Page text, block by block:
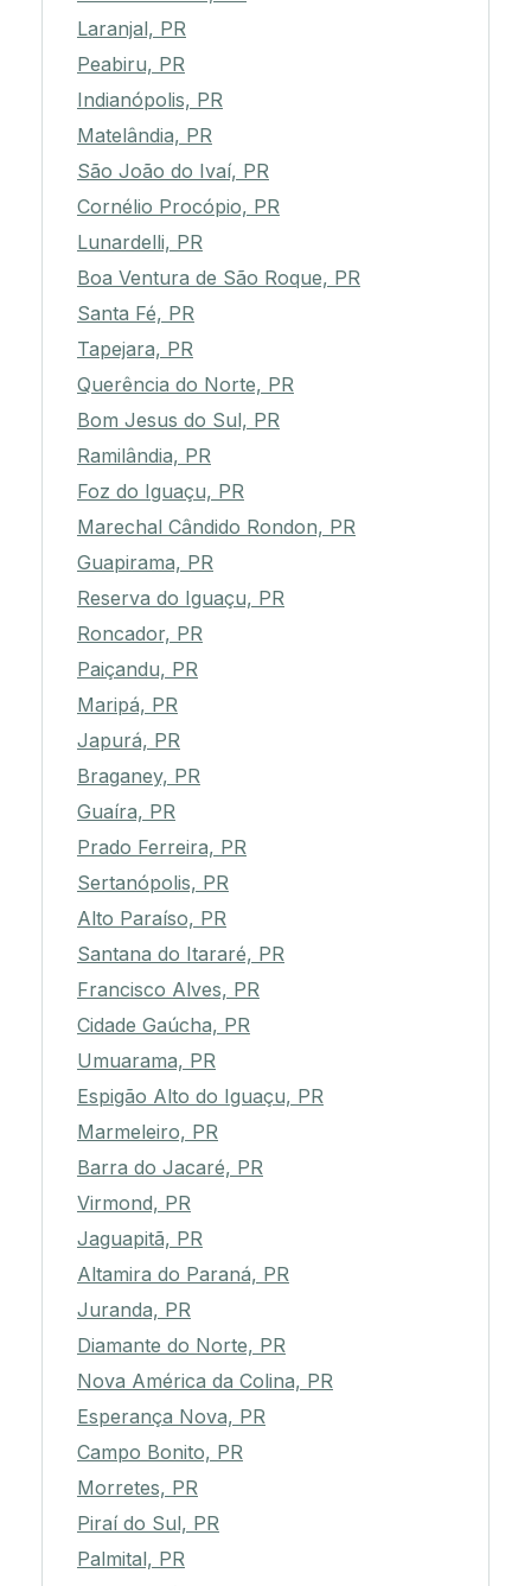
Laranjal, PR
Peabiru, PR
Indianópolis, PR
Matelândia, PR
São João do Ivaí, PR
Cornélio Procópio, PR
Lunardelli, PR
Boa Ventura de São Roque, PR
Santa Fé, PR
Tapejara, PR
Querência do Norte, PR
Bom Jesus do Sul, PR
Ramilândia, PR
Foz do Iguaçu, PR
Marechal Cândido Rondon, PR
Guapirama, PR
Reserva do Iguaçu, PR
Roncador, PR
Paiçandu, PR
Maripá, PR
Japurá, PR
Braganey, PR
Guaíra, PR
Prado Ferreira, PR
Sertanópolis, PR
Alto Paraíso, PR
Santana do Itararé, PR
Francisco Alves, PR
Cidade Gaúcha, PR
Umuarama, PR
Espigão Alto do Iguaçu, PR
Marmeleiro, PR
Barra do Jacaré, PR
Virmond, PR
Jaguapitã, PR
Altamira do Paraná, PR
Juranda, PR
Diamante do Norte, PR
Nova América da Colina, PR
Esperança Nova, PR
Campo Bonito, PR
Morretes, PR
Piraí do Sul, PR
Palmital, PR